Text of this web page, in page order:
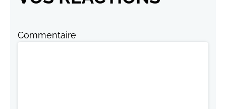
Commentaire